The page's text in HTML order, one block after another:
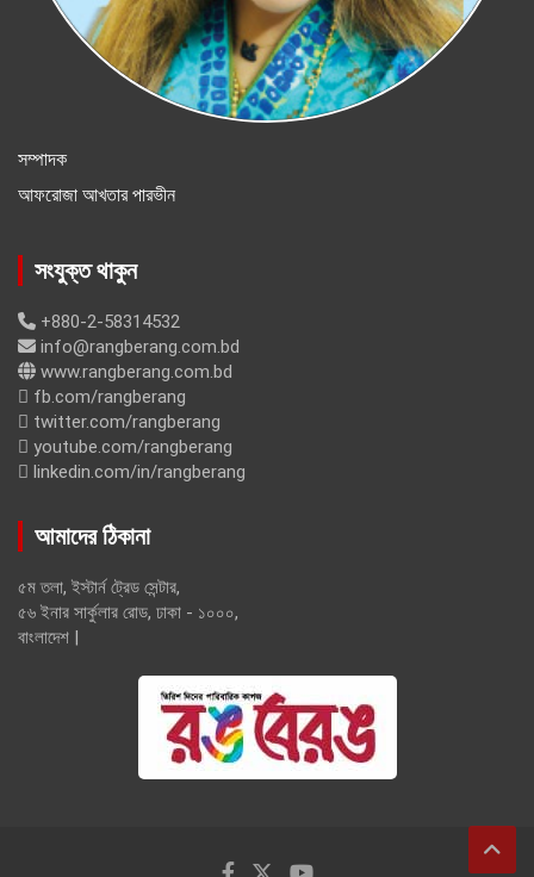
সম্পাদক
আফরোজা আখতার পারভীন
সংযুক্ত থাকুন
+880-2-58314532
info@rangberang.com.bd
www.rangberang.com.bd
fb.com/rangberang
twitter.com/rangberang
youtube.com/rangberang
linkedin.com/in/rangberang
আমাদের ঠিকানা
৫ম তলা, ইস্টার্ন ট্রেড সেন্টার,
৫৬ ইনার সার্কুলার রোড, ঢাকা - ১০০০,
বাংলাদেশ |